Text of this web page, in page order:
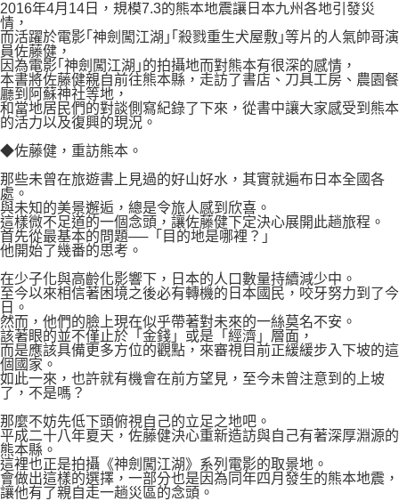
2016年4月14日，規模7.3的熊本地震讓日本九州各地引發災
情，
而活躍於電影｢神劍闖江湖｣｢殺戮重生犬屋敷｣等片的人氣帥哥演
員佐藤健，
因為電影｢神劍闖江湖｣的拍攝地而對熊本有很深的感情，
本書將佐藤健親自前往熊本縣，走訪了書店、刀具工房、農園餐
廳到阿蘇神社等地，
和當地居民們的對談側寫紀錄了下來，從書中讓大家感受到熊本
的活力以及復興的現況。
◆佐藤健，重訪熊本。
那些未曾在旅遊書上見過的好山好水，其實就遍布日本全國各
處。
與未知的美景邂逅，總是令旅人感到欣喜。
這樣微不足道的一個念頭，讓佐藤健下定決心展開此趟旅程。
首先從最基本的問題──「目的地是哪裡？」
他開始了幾番的思考。
在少子化與高齡化影響下，日本的人口數量持續減少中。
至今以來相信著困境之後必有轉機的日本國民，咬牙努力到了今
日。
然而，他們的臉上現在似乎帶著對未來的一絲莫名不安。
該著眼的並不僅止於「金錢」或是「經濟」層面，
而是應該具備更多方位的觀點，來審視目前正緩緩步入下坡的這
個國家。
如此一來，也許就有機會在前方望見，至今未曾注意到的上坡
了，不是嗎？
那麼不妨先低下頭俯視自己的立足之地吧。
平成二十八年夏天，佐藤健決心重新造訪與自己有著深厚淵源的
熊本縣。
這裡也正是拍攝《神劍闖江湖》系列電影的取景地。
會做出這樣的選擇，一部分也是因為同年四月發生的熊本地震，
讓他有了親自走一趟災區的念頭。